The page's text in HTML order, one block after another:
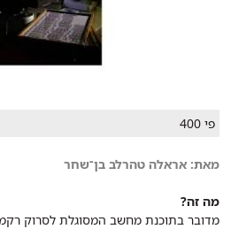
פי 400
מאת: אראלה טהרלב בן־שחר
מה זה?
מדובר בתוכנת מחשב המסוגלת לסרוק